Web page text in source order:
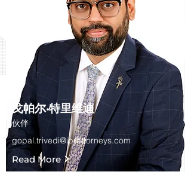
戈帕尔·特里维迪
伙伴
gopal.trivedi@iprattorneys.com
Read More